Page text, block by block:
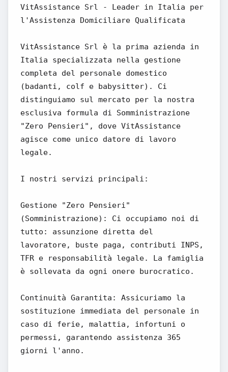
VitAssistance Srl - Leader in Italia per
l'Assistenza Domiciliare Qualificata
VitAssistance Srl è la prima azienda in
Italia specializzata nella gestione
completa del personale domestico
(badanti, colf e babysitter). Ci
distinguiamo sul mercato per la nostra
esclusiva formula di Somministrazione
"Zero Pensieri", dove VitAssistance
agisce come unico datore di lavoro
legale.
I nostri servizi principali:
Gestione "Zero Pensieri"
(Somministrazione): Ci occupiamo noi di
tutto: assunzione diretta del
lavoratore, buste paga, contributi INPS,
TFR e responsabilità legale. La famiglia
è sollevata da ogni onere burocratico.
Continuità Garantita: Assicuriamo la
sostituzione immediata del personale in
caso di ferie, malattia, infortuni o
permessi, garantendo assistenza 365
giorni l'anno.